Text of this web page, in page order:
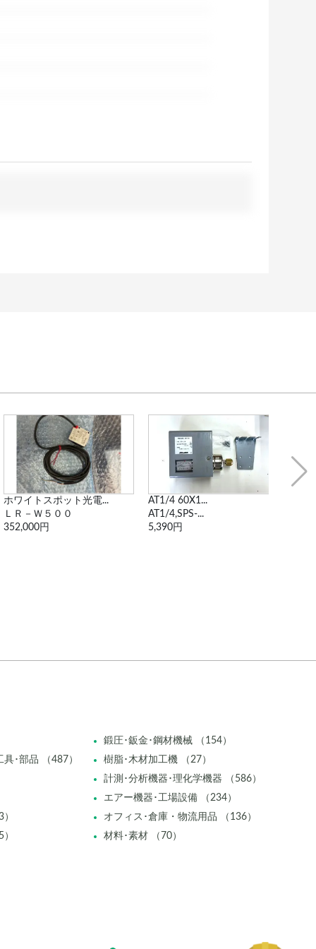
ホワイトスポット光電...
ＬＲ－Ｗ５００
352,000円
AT1/4 60X1...
AT1/4,SPS-...
5,390円
鍛圧･鈑金･鋼材機械 （154）
･部品 （487）
樹脂･木材加工機 （27）
計測･分析機器･理化学機器 （586）
エアー機器･工場設備 （234）
オフィス･倉庫・物流用品 （136）
材料･素材 （70）